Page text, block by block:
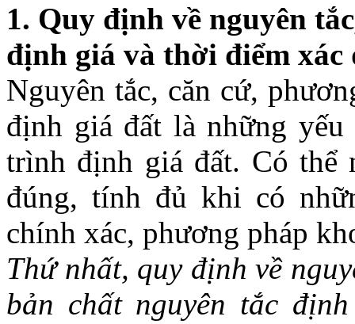
1. Quy định về nguyên
định giá và thời điểm xác
Nguyên tắc, căn cứ,
định giá đất là những
trình định giá đất. Có thể
đúng, tính đủ khi có
chính xác, phương pháp
Thứ nhất, quy định về
bản chất nguyên tắc